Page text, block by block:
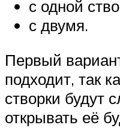
с одной
с двумя.
Первый
подходит, так
створки будут
открывать её